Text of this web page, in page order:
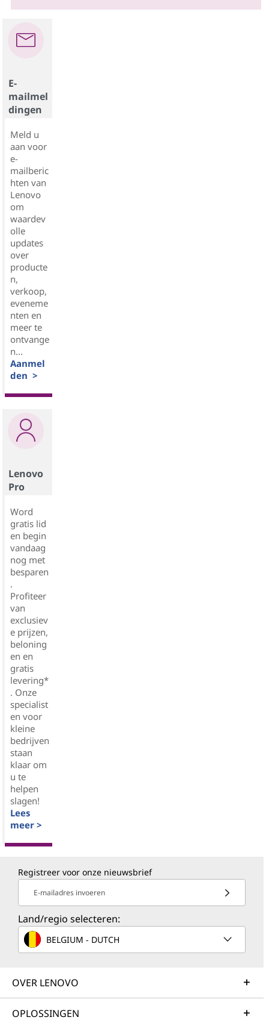
E-
mailmel
dingen
Meld u
aan voor
e-
mailberic
hten van
Lenovo
om
waardev
olle
updates
over
producte
n,
verkoop,
eveneme
nten en
meer te
ontvange
n...
Aanmel
den >
Lenovo
Pro
Word
gratis lid
en begin
vandaag
nog met
besparen
.
Profiteer
van
exclusiev
e prijzen,
beloning
en en
gratis
levering*
. Onze
specialist
en voor
kleine
bedrijven
staan
klaar om
u te
helpen
slagen!
Lees
meer >
Registreer voor onze nieuwsbrief
E-mailadres invoeren
Land/regio selecteren:
BELGIUM - DUTCH
OVER LENOVO
OPLOSSINGEN